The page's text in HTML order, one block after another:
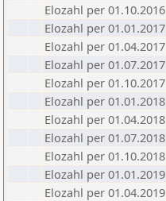
Elozahl per 01.10.2016
Elozahl per 01.01.2017
Elozahl per 01.04.2017
Elozahl per 01.07.2017
Elozahl per 01.10.2017
Elozahl per 01.01.2018
Elozahl per 01.04.2018
Elozahl per 01.07.2018
Elozahl per 01.10.2018
Elozahl per 01.01.2019
Elozahl per 01.04.2019